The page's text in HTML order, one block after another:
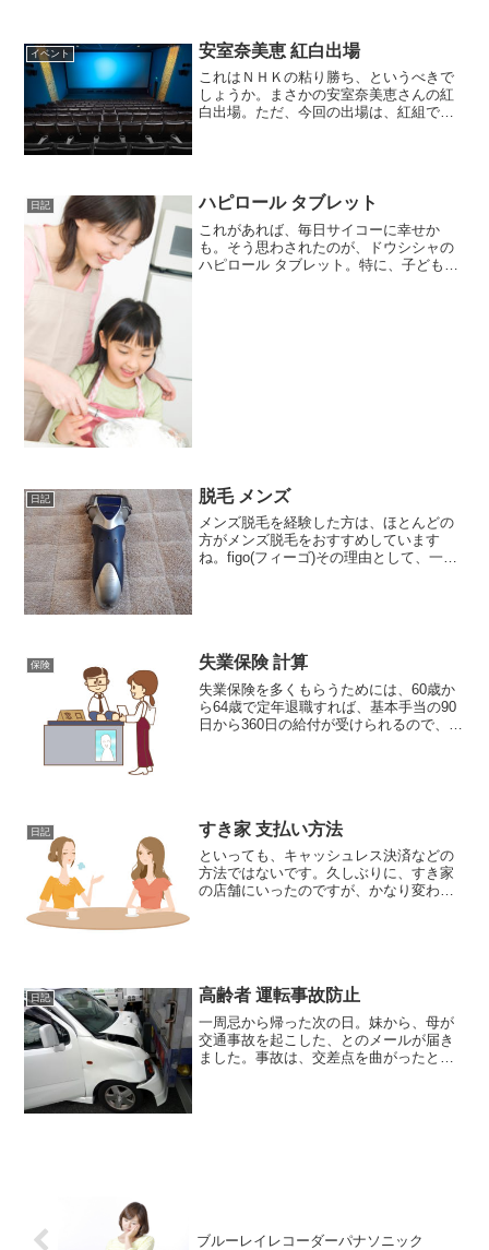
イベント 安室奈美恵 紅白出場
これはＮＨＫの粘り勝ち、というべきで
しょうか。まさかの安室奈美恵さんの紅
白出場。ただ、今回の出場は、紅組でも
日記 ハピロール タブレット
これがあれば、毎日サイコーに幸せか
も。そう思わされたのが、ドウシシャの
ハピロール タブレット。特に、子どもで
日記 脱毛 メンズ
メンズ脱毛を経験した方は、ほとんどの
方がメンズ脱毛をおすすめしています
ね。figo(フィーゴ)その理由として、一番
保険 失業保険 計算
失業保険を多くもらうためには、60歳か
ら64歳で定年退職すれば、基本手当の90
日から360日の給付が受けられるので、良
日記 すき家 支払い方法
といっても、キャッシュレス決済などの
方法ではないです。久しぶりに、すき家
の店舗にいったのですが、かなり変わっ
日記 高齢者 運転事故防止
一周忌から帰った次の日。妹から、母が
交通事故を起こした、とのメールが届き
ました。事故は、交差点を曲がったとき
ブルーレイレコーダーパナソニック